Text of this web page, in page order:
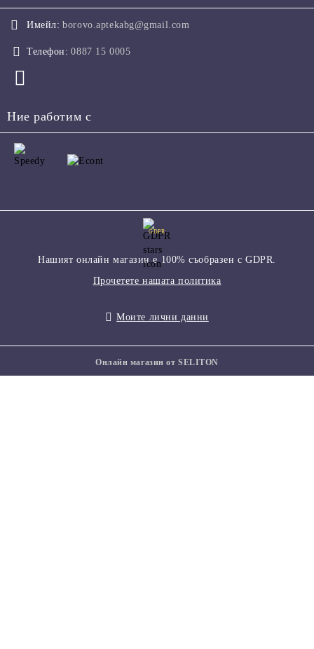
Имейл: borovo.aptekabg@gmail.com
Телефон: 0887 15 0005
Ние работим с
GDPR
Нашият онлайн магазин е 100% съобразен с GDPR.
Прочетете нашата политика
Моите лични данни
Онлайн магазин от SELITON